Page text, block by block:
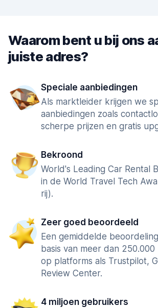
Waarom bent u bij ons
juiste adres?
Speciale aanbiedingen
Als marktleider krijgen we
aanbiedingen zoals
scherpe prijzen en gratis
Bekroond
World's Leading Car Rental
in de World Travel Tech
rij).
Zeer goed beoordeeld
Een gemiddelde
basis van meer dan
op platforms als Trustpilot,
Review Center.
4 miljoen gebruikers